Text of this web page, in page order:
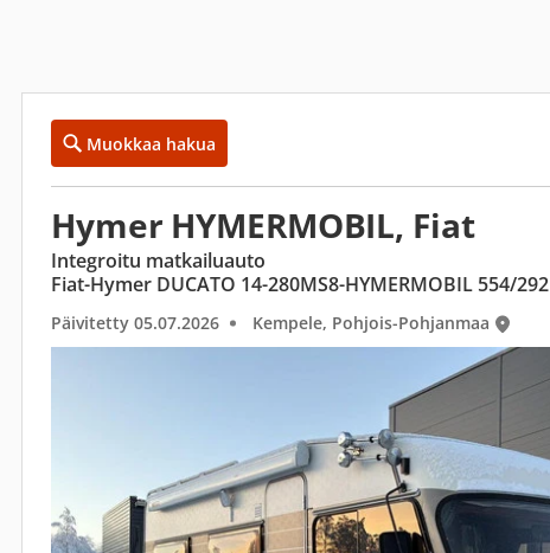
Muokkaa hakua
Hymer HYMERMOBIL, Fiat
Integroitu matkailuauto
Fiat-Hymer DUCATO 14-280MS8-HYMERMOBIL 554/292
Päivitetty 05.07.2026 Kempele, Pohjois-Pohjanmaa